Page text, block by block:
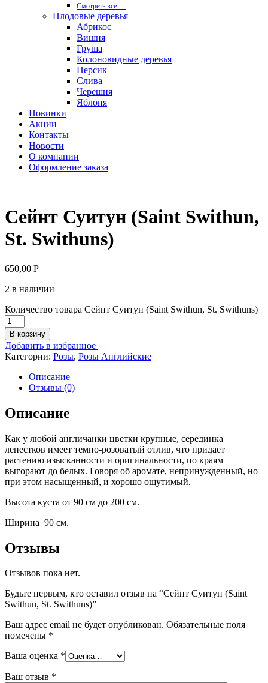
Смотреть вcё …
Плодовые деревья
Абрикос
Вишня
Груша
Колоновидные деревья
Персик
Слива
Черешня
Яблоня
Новинки
Акции
Контакты
Новости
О компании
Оформление заказа
Сейнт Суитун (Saint Swithun,
St. Swithuns)
650,00 Р
2 в наличии
Количество товара Сейнт Суитун (Saint Swithun, St. Swithuns)
В корзину
Добавить в избранное
Категории: Розы, Розы Английские
Описание
Отзывы (0)
Описание
Как у любой англичанки цветки крупные, серединка
лепестков имеет темно-розоватый отлив, что придает
растению изысканности и оригинальности, по краям
выгорают до белых. Говоря об аромате, непринужденный, но
при этом насыщенный, и хорошо ощутимый.
Высота куста от 90 см до 200 см.
Ширина 90 см.
Отзывы
Отзывов пока нет.
Будьте первым, кто оставил отзыв на “Сейнт Суитун (Saint
Swithun, St. Swithuns)”
Ваш адрес email не будет опубликован. Обязательные поля
помечены *
Ваша оценка *
Ваш отзыв *